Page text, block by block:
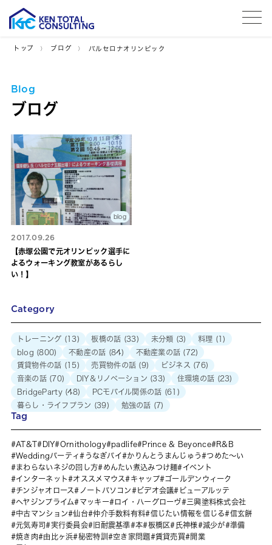
トップ ブログ バルセロナオリンピック
Blog
ブログ
blog
2017.09.26
【赤塚公園で元オリンピック選手に
よるウォーキング教室があるらし
い！】
Category
トレーニング (13) 板橋の話 (33) 未分類 (3) 料理 (1)
blog (800) 不動産の話 (84) 不動産業の話 (72)
賃貸物件の話 (15) 売買物件の話 (9) ビジネス (76)
音楽の話(70) DIY＆リノベーション (33) 住環境の話 (23)
BridgeParty(48) PCモバイル関係の話 (61)
暮らし・ライフプラン (39) 勉強の話 (7)
Tag
AT&T DIY Ornithology padlife Prince & Beyonce
R&B
Weddingパーティ
うなぎパイ かりんとうまんじゅう
つめた～い
まわらないネジの回し方
めんたい煮込みつけ麺
イベント
インターネット
オススメマウス キャップ
ゴールデンウィーク
チンジャオロース
ノートパソコン ビデオ会議
ビューアルッテ
ヘヤジンプライム
マッキー ロイ・ハーグローヴ
三興塗料株式会社
中古マンション
仙台 仲介手数料有料 信じたい情報を信じる
信玄餅
元気寿司
実行委員会 旧耐震基準 本 板橋区 氏神様 減少が
準備
焼き肉
由比ヶ浜 秘密特訓 空き家問題 賃貸売買
開業